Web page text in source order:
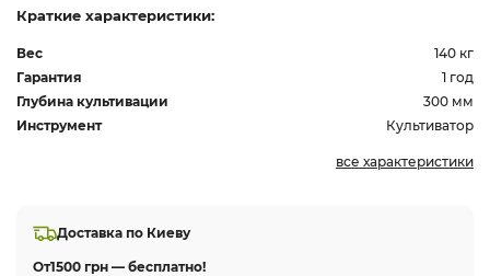
Краткие характеристики:
Вес
140 кг
Гарантия
1 год
Глубина культивации
300 мм
Инструмент
Культиватор
все характеристики
Доставка по Киеву
От1500 грн — бесплатно!